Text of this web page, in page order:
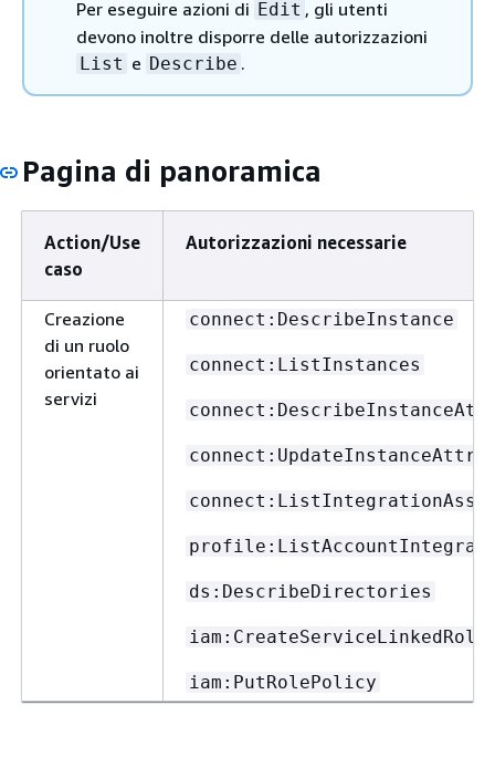
Per eseguire azioni di Edit , gli utenti
devono inoltre disporre delle autorizzazioni
List e Describe .
Pagina di panoramica
Action/Use
caso
Autorizzazioni necessarie
Creazione
di un ruolo
orientato ai
servizi
connect:DescribeInstance
connect:ListInstances
ds:DescribeDirectories
iam:CreateServiceLinkedRole
iam:PutRolePolicy